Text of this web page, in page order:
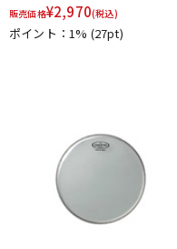
販売価格¥2,970(税込)
ポイント：1% (27pt)